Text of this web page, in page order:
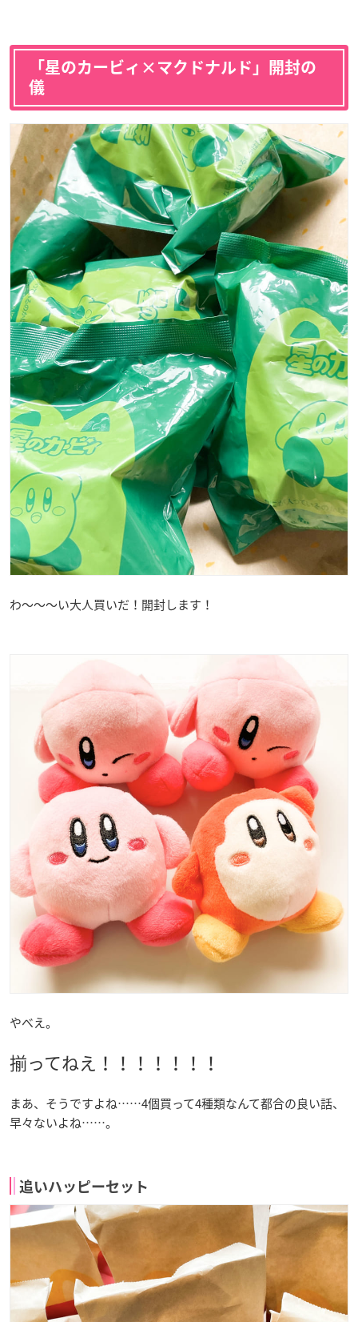
「星のカービィ×マクドナルド」開封の
儀
わ～～～い大人買いだ！開封します！
やべえ。
揃ってねえ！！！！！！！
まあ、そうですよね……4個買って4種類なんて都合の良い話、
早々ないよね……。
追いハッピーセット